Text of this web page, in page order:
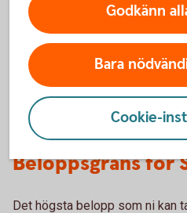
Kontroll vid en
Beloppsgräns för
Det högsta belopp som ni kan
Godkänn
Bara
Cookie-